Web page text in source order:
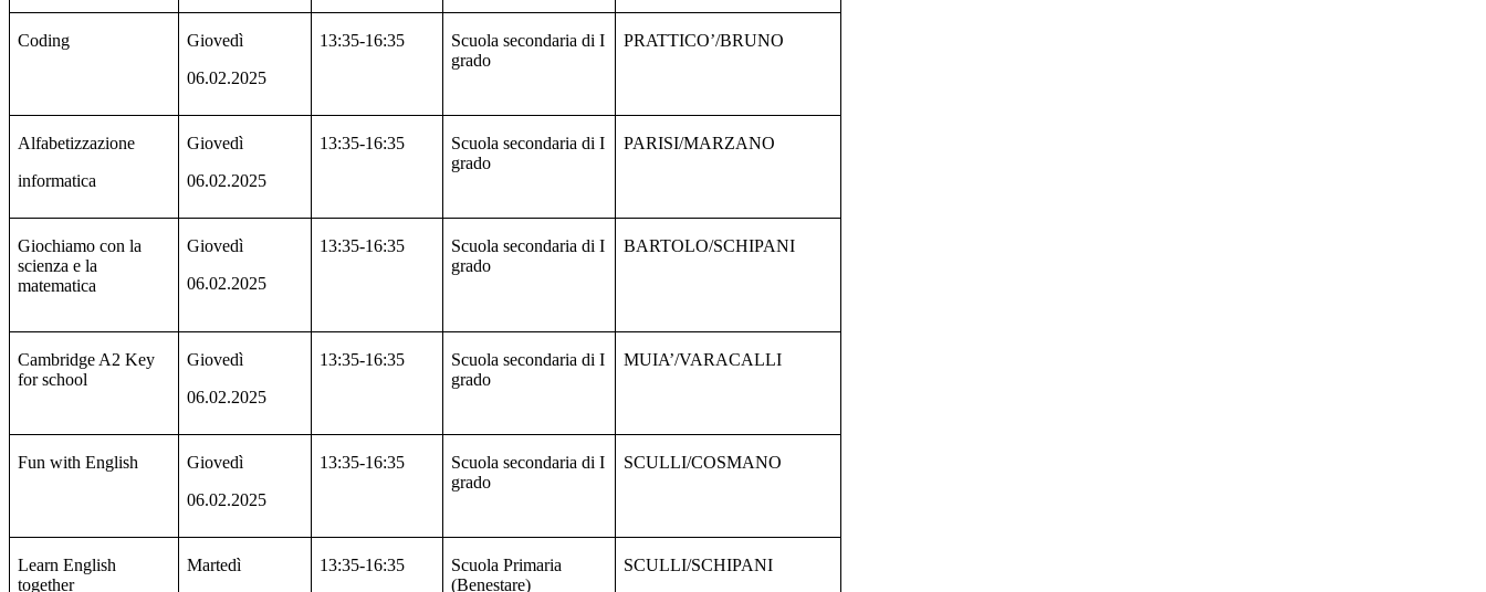
Coding
Giovedì
06.02.2025
13:35-16:35
Scuola secondaria di I
grado
PRATTICO’/BRUNO
Alfabetizzazione
informatica
Giovedì
06.02.2025
13:35-16:35
Scuola secondaria di I
grado
PARISI/MARZANO
Giochiamo con la
scienza e la
matematica
Giovedì
06.02.2025
13:35-16:35
Scuola secondaria di I
grado
BARTOLO/SCHIPANI
Cambridge A2 Key
for school
Giovedì
06.02.2025
13:35-16:35
Scuola secondaria di I
grado
MUIA’/VARACALLI
Fun with English
Giovedì
06.02.2025
13:35-16:35
Scuola secondaria di I
grado
SCULLI/COSMANO
Learn English
together
Martedì 13:35-16:35
Scuola Primaria
(Benestare)
SCULLI/SCHIPANI